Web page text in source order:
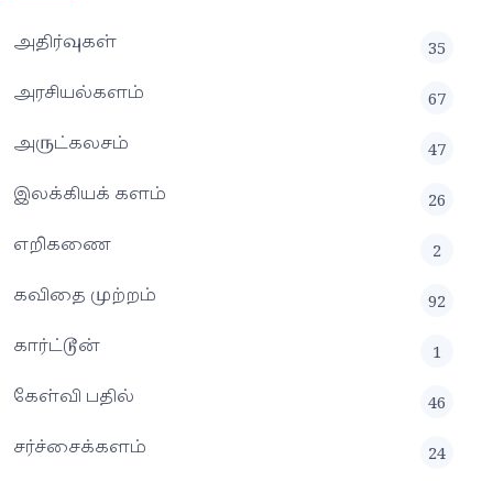
அதிர்வுகள்
35
அரசியல்களம்
67
அருட்கலசம்
47
இலக்கியக் களம்
26
எறிகணை
2
கவிதை முற்றம்
92
கார்ட்டூன்
1
கேள்வி பதில்
46
சர்ச்சைக்களம்
24